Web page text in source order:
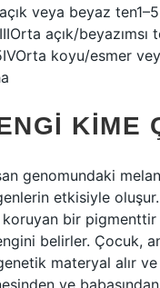
veya beyaz
açık/beyazımsı
koyu/esmer
KIME
genomundaki
etkisiyle
koruyan bir
belirler. Çocuk,
materyal alır
ve babasından